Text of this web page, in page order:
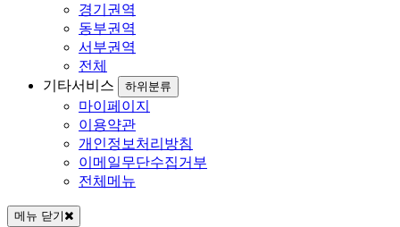
경기권역
동부권역
서부권역
전체
기타서비스
하위분류
마이페이지
이용약관
개인정보처리방침
이메일무단수집거부
전체메뉴
메뉴 닫기